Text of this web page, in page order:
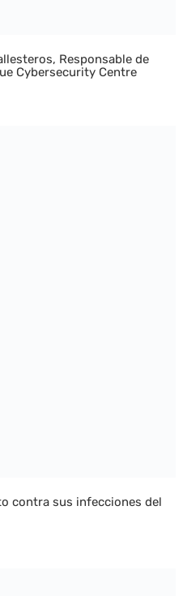
Responsable de
Cybersecurity Centre
contra sus infecciones del